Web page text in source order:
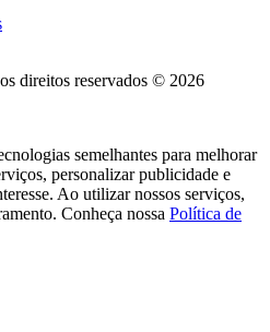
direitos reservados © 2026
semelhantes para melhorar
personalizar publicidade e
Ao utilizar nossos serviços,
Conheça nossa Política de